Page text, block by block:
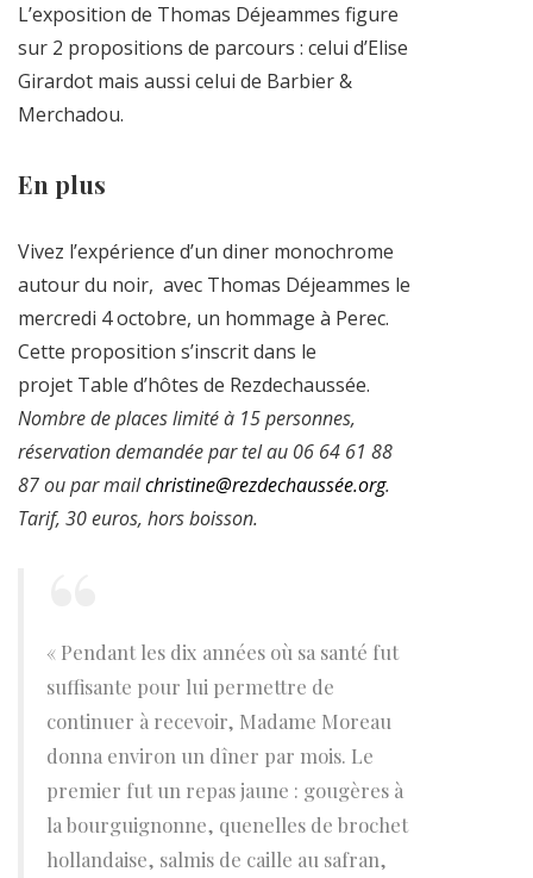
L’exposition de Thomas Déjeammes figure
sur 2 propositions de parcours : celui d’Elise
Girardot mais aussi celui de Barbier &
Merchadou.
En plus
Vivez l’expérience d’un diner monochrome
autour du noir, avec Thomas Déjeammes le
mercredi 4 octobre, un hommage à Perec.
Cette proposition s’inscrit dans le
projet Table d’hôtes de Rezdechaussée.
Nombre de places limité à 15 personnes,
réservation demandée par tel au 06 64 61 88
87 ou par mailchristine@rezdechaussée.org.
Tarif, 30 euros, hors boisson.
« Pendant les dix années où sa santé fut
suffisante pour lui permettre de
continuer à recevoir, Madame Moreau
donna environ un dîner par mois. Le
premier fut un repas jaune : gougères à
la bourguignonne, quenelles de brochet
hollandaise, salmis de caille au safran,